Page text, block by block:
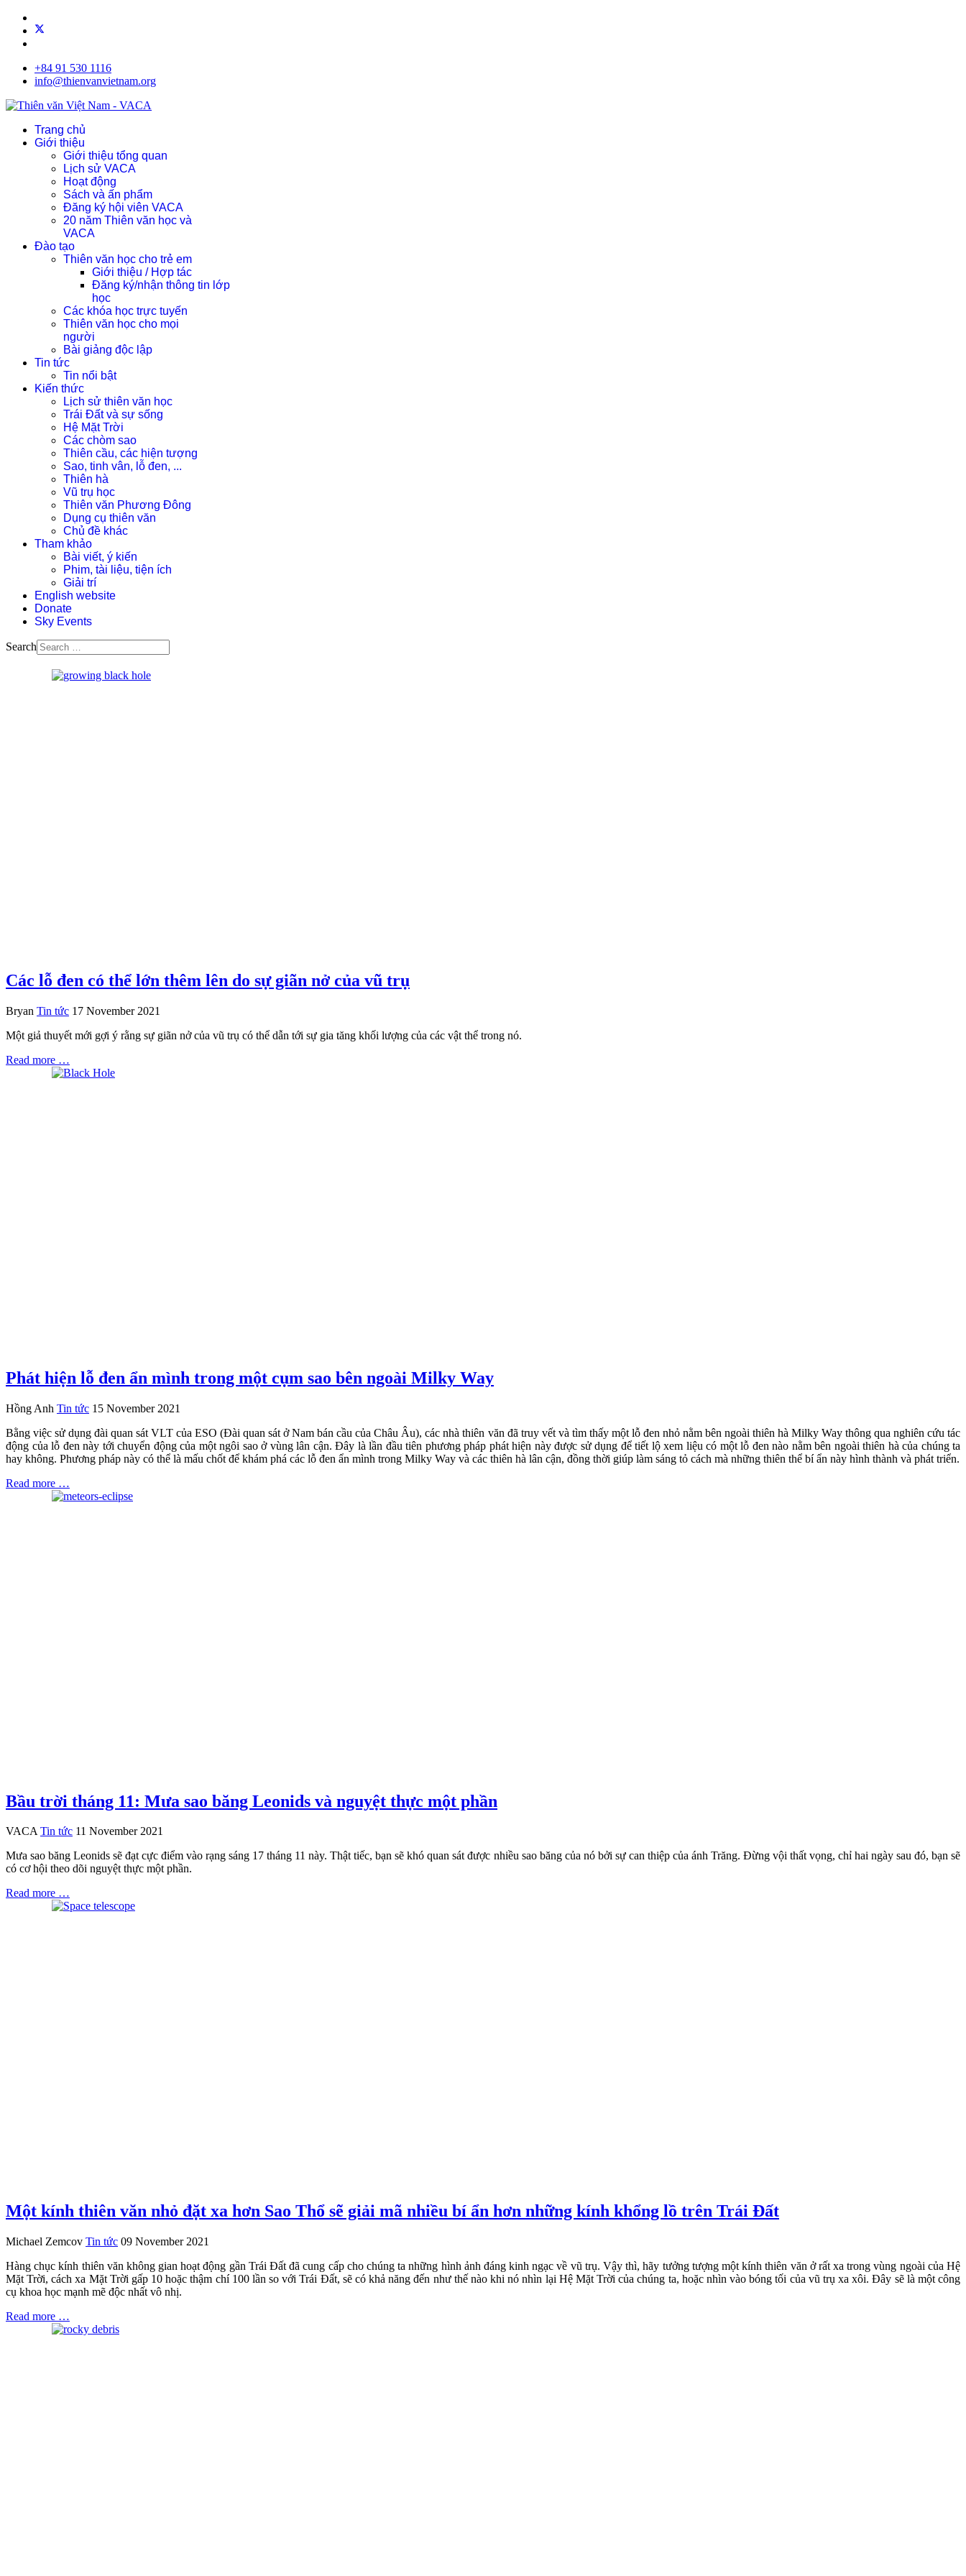
+84 91 530 1116
info@thienvanvietnam.org
Trang chủ
Giới thiệu
Giới thiệu tổng quan
Lịch sử VACA
Hoạt động
Sách và ấn phẩm
Đăng ký hội viên VACA
20 năm Thiên văn học và
VACA
Đào tạo
Thiên văn học cho trẻ em
Giới thiệu / Hợp tác
Đăng ký/nhận thông tin lớp
học
Các khóa học trực tuyến
Thiên văn học cho mọi
người
Bài giảng độc lập
Tin tức
Tin nổi bật
Kiến thức
Lịch sử thiên văn học
Trái Đất và sự sống
Hệ Mặt Trời
Các chòm sao
Thiên cầu, các hiện tượng
Sao, tinh vân, lỗ đen, ...
Thiên hà
Vũ trụ học
Thiên văn Phương Đông
Dụng cụ thiên văn
Chủ đề khác
Tham khảo
Bài viết, ý kiến
Phim, tài liệu, tiện ích
Giải trí
English website
Donate
Sky Events
Search
Các lỗ đen có thể lớn thêm lên do sự giãn nở của vũ trụ
Bryan Tin tức 17 November 2021
Một giả thuyết mới gợi ý rằng sự giãn nở của vũ trụ có thể dẫn tới sự gia tăng khối lượng của các vật thể trong nó.
Read more …
Phát hiện lỗ đen ẩn mình trong một cụm sao bên ngoài Milky Way
Hồng Anh Tin tức 15 November 2021
Bằng việc sử dụng đài quan sát VLT của ESO (Đài quan sát ở Nam bán cầu của Châu Âu), các nhà thiên văn đã truy vết và tìm thấy một lỗ đen nhỏ nằm bên ngoài thiên hà Milky Way thông qua nghiên cứu tác
động của lỗ đen này tới chuyển động của một ngôi sao ở vùng lân cận. Đây là lần đầu tiên phương pháp phát hiện này được sử dụng để tiết lộ xem liệu có một lỗ đen nào nằm bên ngoài thiên hà của chúng ta
hay không. Phương pháp này có thể là mấu chốt để khám phá các lỗ đen ẩn mình trong Milky Way và các thiên hà lân cận, đồng thời giúp làm sáng tỏ cách mà những thiên thể bí ẩn này hình thành và phát triển.
Read more …
Bầu trời tháng 11: Mưa sao băng Leonids và nguyệt thực một phần
VACA Tin tức 11 November 2021
Mưa sao băng Leonids sẽ đạt cực điểm vào rạng sáng 17 tháng 11 này. Thật tiếc, bạn sẽ khó quan sát được nhiều sao băng của nó bởi sự can thiệp của ánh Trăng. Đừng vội thất vọng, chỉ hai ngày sau đó, bạn sẽ
có cơ hội theo dõi nguyệt thực một phần.
Read more …
Một kính thiên văn nhỏ đặt xa hơn Sao Thổ sẽ giải mã nhiều bí ẩn hơn những kính khổng lồ trên Trái Đất
Michael Zemcov Tin tức 09 November 2021
Hàng chục kính thiên văn không gian hoạt động gần Trái Đất đã cung cấp cho chúng ta những hình ảnh đáng kinh ngạc về vũ trụ. Vậy thì, hãy tưởng tượng một kính thiên văn ở rất xa trong vùng ngoài của Hệ
Mặt Trời, cách xa Mặt Trời gấp 10 hoặc thậm chí 100 lần so với Trái Đất, sẽ có khả năng đến như thế nào khi nó nhìn lại Hệ Mặt Trời của chúng ta, hoặc nhìn vào bóng tối của vũ trụ xa xôi. Đây sẽ là một công
cụ khoa học mạnh mẽ độc nhất vô nhị.
Read more …